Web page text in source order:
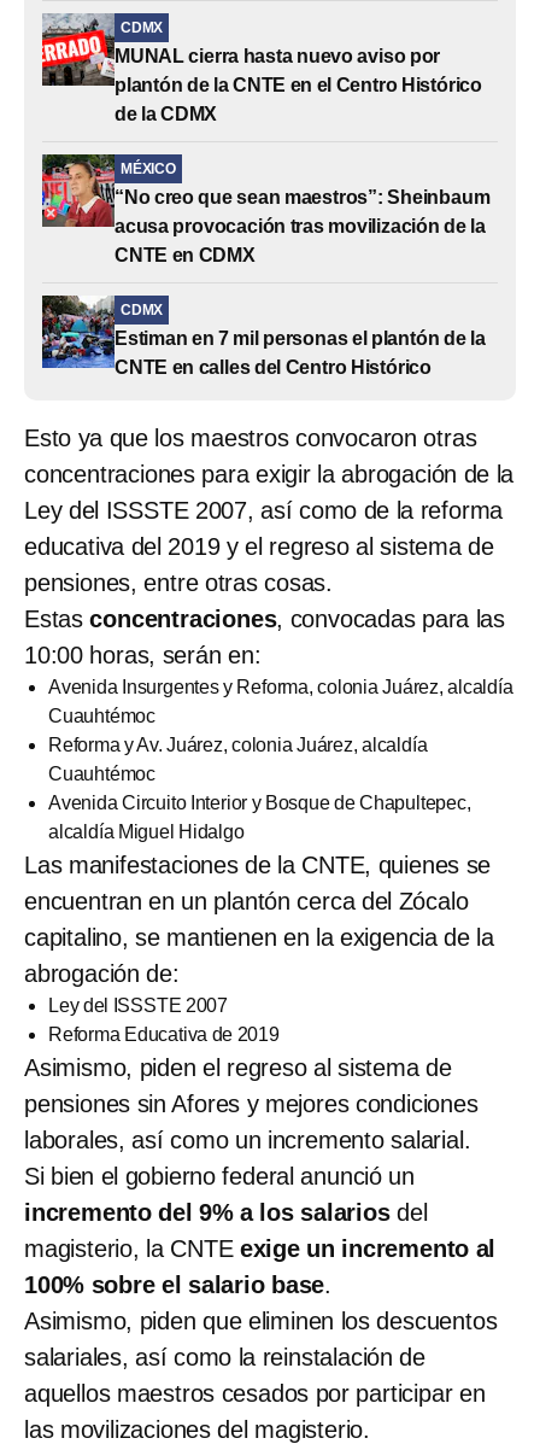
CDMX
MUNAL cierra hasta nuevo aviso por
plantón de la CNTE en el Centro Histórico
de la CDMX
MÉXICO
“No creo que sean maestros”: Sheinbaum
acusa provocación tras movilización de la
CNTE en CDMX
CDMX
Estiman en 7 mil personas el plantón de la
CNTE en calles del Centro Histórico
Esto ya que los maestros convocaron otras
concentraciones para exigir la abrogación de la
Ley del ISSSTE 2007, así como de la reforma
educativa del 2019 y el regreso al sistema de
pensiones, entre otras cosas.
Estasconcentraciones, convocadas para las
10:00 horas, serán en:
Avenida Insurgentes y Reforma, colonia Juárez, alcaldía
Cuauhtémoc
Reforma y Av. Juárez, colonia Juárez, alcaldía
Cuauhtémoc
Avenida Circuito Interior y Bosque de Chapultepec,
alcaldía Miguel Hidalgo
Las manifestaciones de la CNTE, quienes se
encuentran en un plantón cerca del Zócalo
capitalino, se mantienen en la exigencia de la
abrogación de:
Ley del ISSSTE 2007
Reforma Educativa de 2019
Asimismo, piden el regreso al sistema de
pensiones sin Afores y mejores condiciones
laborales, así como un incremento salarial.
Si bien el gobierno federal anunció un
incremento del 9% a los salariosdel
magisterio, la CNTE exige un incremento al
100% sobre el salario base.
Asimismo, piden que eliminen los descuentos
salariales, así como la reinstalación de
aquellos maestros cesados por participar en
las movilizaciones del magisterio.